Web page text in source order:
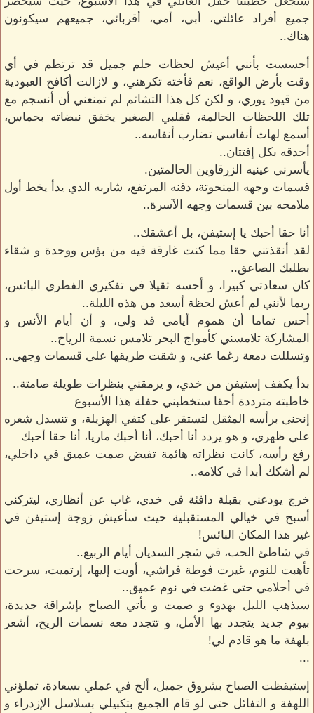
جميع أفراد عائلتي، أبي، أمي، أقربائي، جميعهم سيكونون
هناك..
أحسست بأنني أعيش لحظات حلم جميل قد ترتطم في أي
وقت بأرض الواقع، نعم فأخته تكرهني، و لازالت أكافح العبودية
من قيود يوري، و لكن كل هذا التشائم لم تمنعني أن أنسجم مع
تلك اللحظات الحالمة، فقلبي الصغير يخفق نبضاته بحماس،
أسمع لهاث أنفاسي تضارب أنفاسه..
أحدقه بكل إفتتان..
يأسرني عينيه الزرقاوين الحالمتين.
قسمات وجهه المنحوتة، دقنه المرتفع، شاربه الدي يدأ يخط أول
ملامحه بين قسمات وجهه الآسرة..
أنا حقا أحبك يا إستيفن، بل أعشقك..
لقد أنقذتني حقا مما كنت غارقة فيه من بؤس ووحدة و شقاء
بطلبك الصاعق..
كان سعادتي كبيرا، و أحسه ثقيلا في تفكيري الفطري البائس،
ربما لأنني لم أعش لحظة أسعد من هذه الليلة..
أحس تماما أن هموم أيامي قد ولى، و أن أيام الأنس و
المشاركة تلامسني كأمواج البحر تلامس نسمة الرياح..
وتسللت دمعة رغما عني، و شقت طريقها على قسمات وجهي..
بدأ يكفف إستيفن من خدي، و يرمقني بنظرات طويلة صامتة..
خاطبته مترددة أحقا ستخطبني حفلة هذا الأسبوع
إنحنى برأسه المثقل لتستقر على كتفي الهزيلة، و تنسدل شعره
على ظهري، و هو يردد أنا أحبك، أنا أحبك ماريا، أنا حقا أحبك
رفع رأسه، كانت نظراته هائمة تفيض صمت عميق في داخلي،
لم أشكك أبدا في كلامه..
خرج يودعني بقبلة دافئة في خدي، غاب عن أنظاري، ليتركني
أسبح في خيالي المستقبلية حيث سأعيش زوجة إستيفن في
غير هذا المكان البائس!
في شاطئ الحب، في شجر السديان أيام الربيع..
تأهبت للنوم، غيرت فوطة فراشي، أويت إليها، إرتميت، سرحت
في أحلامي حتى غضت في نوم عميق..
سيذهب الليل بهدوء و صمت و يأتي الصباح بإشراقة جديدة،
بيوم جديد يتجدد بها الأمل، و تتجدد معه نسمات الريح، أشعر
بلهفة ما هو قادم لي!
...
إستيقظت الصباح بشروق جميل، ألج في عملي بسعادة، تملؤني
اللهفة و التفائل حتى لو قام الجميع بتكبيلي بسلاسل الإزدراء و